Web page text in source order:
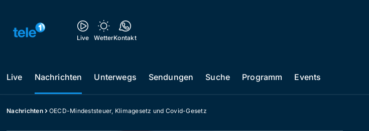
Live WetterKontakt
Live Nachrichten Unterwegs Sendungen Suche Programm Events
Nachrichten OECD-Mindeststeuer, Klimagesetz und Covid-Gesetz